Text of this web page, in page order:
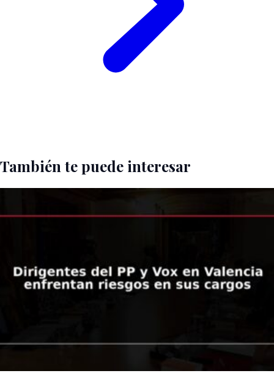
También te puede interesar